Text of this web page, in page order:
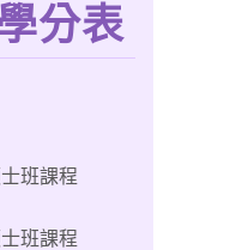
分表
班課程
班課程